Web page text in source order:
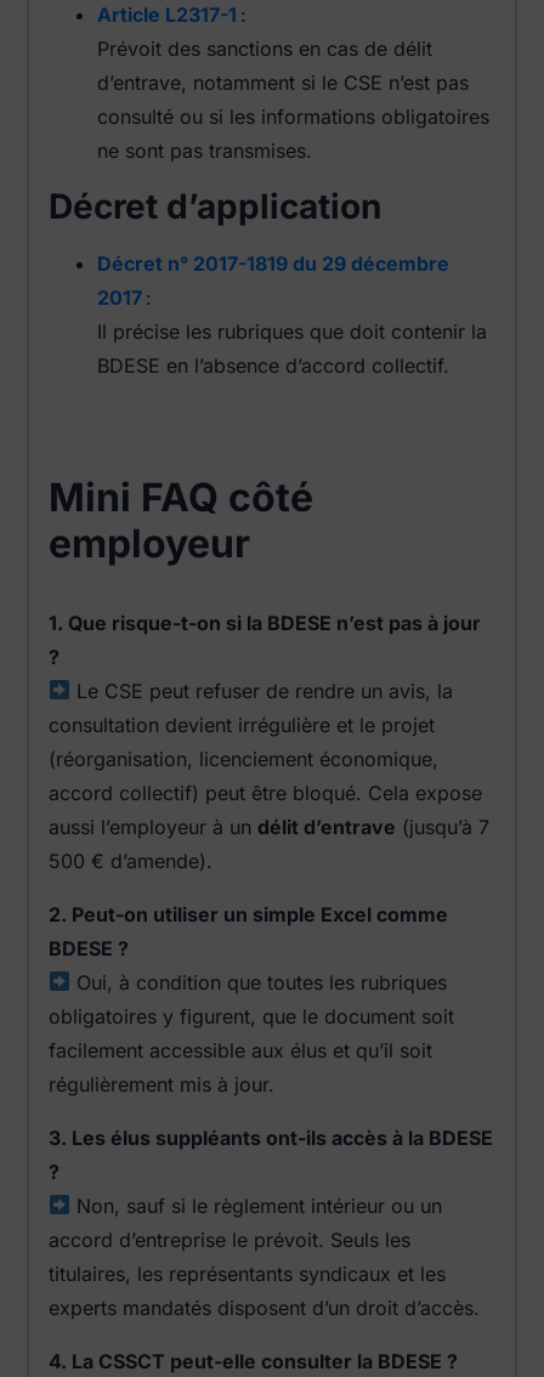
Article L2317-1 :
Prévoit des sanctions en cas de délit
d’entrave, notamment si le CSE n’est pas
consulté ou si les informations obligatoires
ne sont pas transmises.
Décret d’application
Décret n° 2017-1819 du 29 décembre
2017:
Il précise les rubriques que doit contenir la
BDESE en l’absence d’accord collectif.
Mini FAQ côté
employeur
1. Que risque-t-on si la BDESE n’est pas à jour
?
Le CSE peut refuser de rendre un avis, la
consultation devient irrégulière et le projet
(réorganisation, licenciement économique,
accord collectif) peut être bloqué. Cela expose
aussi l’employeur à un délit d’entrave (jusqu’à 7
500 € d’amende).
2. Peut-on utiliser un simple Excel comme
BDESE ?
Oui, à condition que toutes les rubriques
obligatoires y figurent, que le document soit
facilement accessible aux élus et qu’il soit
régulièrement mis à jour.
3. Les élus suppléants ont-ils accès à la BDESE
?
Non, sauf si le règlement intérieur ou un
accord d’entreprise le prévoit. Seuls les
titulaires, les représentants syndicaux et les
experts mandatés disposent d’un droit d’accès.
4. La CSSCT peut-elle consulter la BDESE ?